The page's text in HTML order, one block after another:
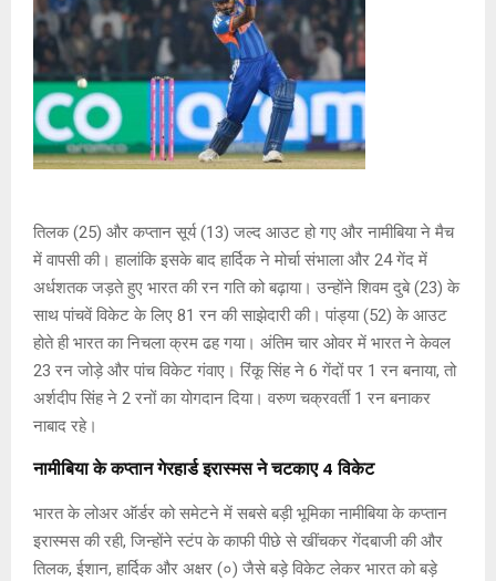
तिलक (25) और कप्तान सूर्य (13) जल्द आउट हो गए और नामीबिया ने मैच
में वापसी की। हालांकि इसके बाद हार्दिक ने मोर्चा संभाला और 24 गेंद में
अर्धशतक जड़ते हुए भारत की रन गति को बढ़ाया। उन्होंने शिवम दुबे (23) के
साथ पांचवें विकेट के लिए 81 रन की साझेदारी की। पांड्या (52) के आउट
होते ही भारत का निचला क्रम ढह गया। अंतिम चार ओवर में भारत ने केवल
23 रन जोड़े और पांच विकेट गंवाए। रिंकू सिंह ने 6 गेंदों पर 1 रन बनाया, तो
अर्शदीप सिंह ने 2 रनों का योगदान दिया। वरुण चक्रवर्ती 1 रन बनाकर
नाबाद रहे।
नामीबिया के कप्तान गेरहार्ड इरास्मस ने चटकाए 4 विकेट
भारत के लोअर ऑर्डर को समेटने में सबसे बड़ी भूमिका नामीबिया के कप्तान
इरास्मस की रही, जिन्होंने स्टंप के काफी पीछे से खींचकर गेंदबाजी की और
तिलक, ईशान, हार्दिक और अक्षर (०) जैसे बड़े विकेट लेकर भारत को बड़े